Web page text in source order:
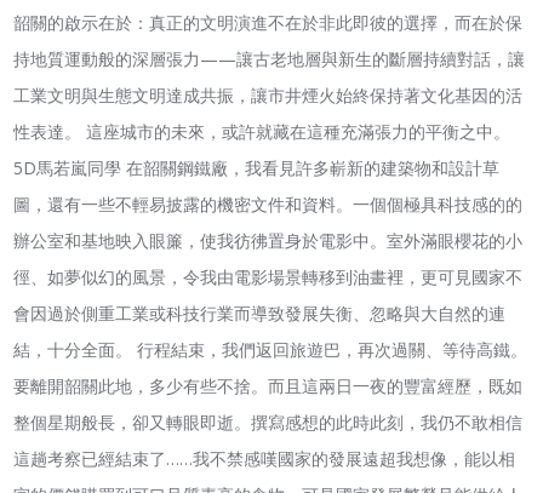
韶關的啟示在於：真正的文明演進不在於非此即彼的選擇，而在於保
持地質運動般的深層張力——讓古老地層與新生的斷層持續對話，讓
工業文明與生態文明達成共振，讓市井煙火始終保持著文化基因的活
性表達。 這座城市的未來，或許就藏在這種充滿張力的平衡之中。
5D馬若嵐同學 在韶關鋼鐵廠，我看見許多嶄新的建築物和設計草
圖，還有一些不輕易披露的機密文件和資料。一個個極具科技感的的
辦公室和基地映入眼簾，使我彷彿置身於電影中。室外滿眼櫻花的小
徑、如夢似幻的風景，令我由電影場景轉移到油畫裡，更可見國家不
會因過於側重工業或科技行業而導致發展失衡、忽略與大自然的連
結，十分全面。 行程結束，我們返回旅遊巴，再次過關、等待高鐵。
要離開韶關此地，多少有些不捨。而且這兩日一夜的豐富經歷，既如
整個星期般長，卻又轉眼即逝。撰寫感想的此時此刻，我仍不敢相信
這趟考察已經結束了……我不禁感嘆國家的發展遠超我想像，能以相